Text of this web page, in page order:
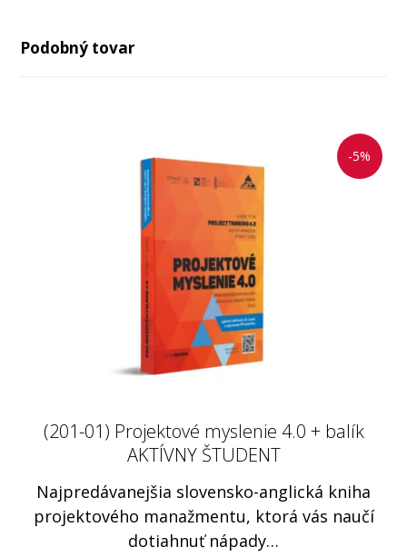
Podobný tovar
-5%
(201-01) Projektové myslenie 4.0 + balík
AKTÍVNY ŠTUDENT
Najpredávanejšia slovensko-anglická kniha
projektového manažmentu, ktorá vás naučí
dotiahnuť nápady…
(210) Projektové riadenie Tipy a triky
expertov IPMA
Táto kniha je presne to, čo potrebujete, ak sa
chcete…
-72%
(303) Projektový manažer za 10 dní -
ochutnávka, audio - video
Lekce 0, 1 a 2, ochutnávka. Vyzkoušejte si
audio-video kurz…